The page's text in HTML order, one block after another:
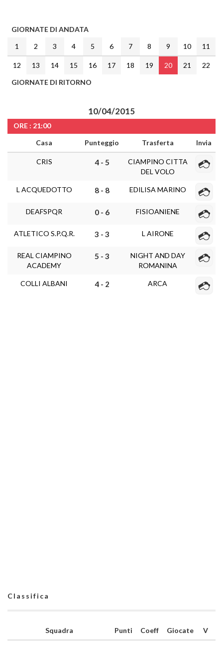
GIORNATE DI ANDATA
1
2 3 4 5 6 7 8 9 10 11
12 13 14 15 16 17 18 19 20 21
22
GIORNATE DI RITORNO
10/04/2015
ORE : 21:00
Casa
Punteggio Trasferta Invia
CRIS 4 - 5
CIAMPINO CITTA
DEL VOLO
L ACQUEDOTTO 8 - 8 EDILISA MARINO
DEAFSPQR 0 - 6 FISIOANIENE
ATLETICO S.P.Q.R. 3 - 3 L AIRONE
REAL CIAMPINO
ACADEMY
5 - 3
NIGHT AND DAY
ROMANINA
COLLI ALBANI 4 - 2 ARCA
Classifica
Squadra Punti Coeff Giocate V